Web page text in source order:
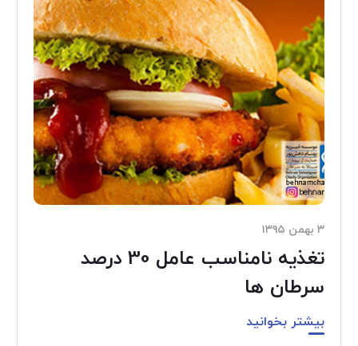
۳ بهمن ۱۳۹۵
تغذیه نامناسب عامل 30 درصد
سرطان ها
بیشتر بخوانید